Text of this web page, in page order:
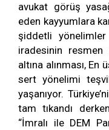
avukat görüş
eden kayyumlara
şiddetli yönelimler
iradesinin resmen
altına alınması, En
sert yönelimi
yaşanıyor.
tam tıkandı
“İmralı ile DEM